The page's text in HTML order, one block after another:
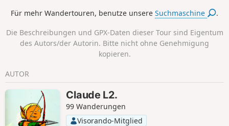
Lac Saint-Point.
Für mehr Wandertouren, benutze unsereSuchmaschine .
Die Beschreibungen und GPX-Daten dieser Tour sind Eigentum
des Autors/der Autorin. Bitte nicht ohne Genehmigung
kopieren.
AUTOR
Claude L2.
99 Wanderungen
Visorando-Mitglied